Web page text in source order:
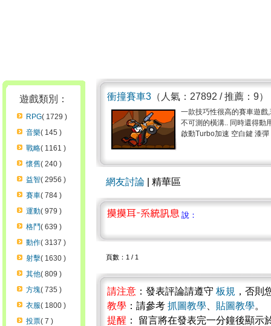
遊戲類別：
RPG( 1729 )
音樂( 145 )
戰略( 1161 )
懷舊( 240 )
益智( 2956 )
賽車( 784 )
運動( 979 )
格鬥( 639 )
動作( 3137 )
射擊( 1630 )
其他( 809 )
方塊( 735 )
衣服( 1800 )
投票( 7 )
衝撞賽車3 （人氣：27892 / 推薦：9）
一款技巧性很高的賽車遊
不可測的橫溝.. 同時還得
啟動Turbo加速 空白鍵 漆彈
網友討論 | 精華區
說：
頁數：1 / 1
請注意 ：發表評論請遵守 板規 ，否則
教學 ：請參考 抓圖教學 貼圖教學。
提醒 ： 留言將在發表完一分鐘後顯